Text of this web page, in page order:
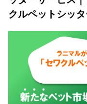
クルペットシッ